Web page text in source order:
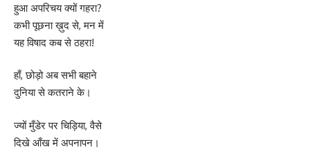
हुआ अपरिचय क्यों गहरा?
कभी पूछना ख़ुद से, मन में
यह विषाद कब से ठहरा!
हाँ, छोड़ो अब सभी बहाने
दुनिया से कतराने के।
ज्यों मुँडेर पर चिड़िया, वैसे
दिखे आँख में अपनापन।